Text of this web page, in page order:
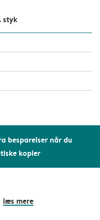
besparelser når du
kopier
styk
læs mere